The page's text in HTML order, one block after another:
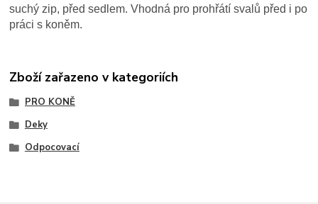
suchý zip, před sedlem. Vhodná pro prohřátí svalů před i po
práci s koněm.
Zboží zařazeno v kategoriích
PRO KONĚ
Deky
Odpocovací